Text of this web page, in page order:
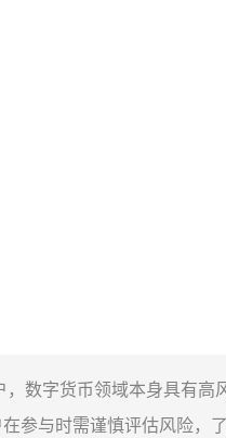
数字货币领域本身具有
参与时需谨慎评估风险，